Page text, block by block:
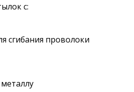
с:
сгибания проволоки